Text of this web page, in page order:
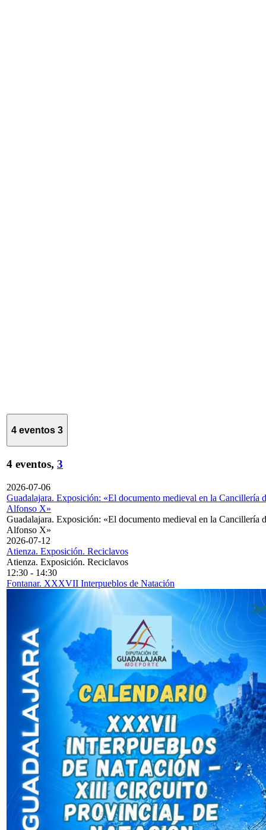
4 eventos 3
4 eventos, 3
2026-07-06
Guadalajara. Exposición: «El documento medieval en la Cancillería
Alfonso X»
Guadalajara. Exposición: «El documento medieval en la Cancillería
Alfonso X»
2026-07-12
Atienza. Exposición. Reciclavos
Atienza. Exposición. Reciclavos
12:30 - 14:30
Fontanar. XXXVII Interpueblos de Natación